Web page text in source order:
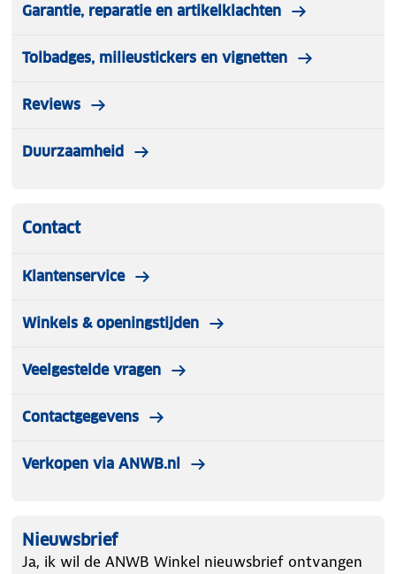
Garantie, reparatie en artikelklachten
Tolbadges, milieustickers en vignetten
Reviews
Duurzaamheid
Contact
Klantenservice
Winkels & openingstijden
Veelgestelde vragen
Contactgegevens
Verkopen via ANWB.nl
Nieuwsbrief
Ja, ik wil de ANWB Winkel nieuwsbrief ontvangen